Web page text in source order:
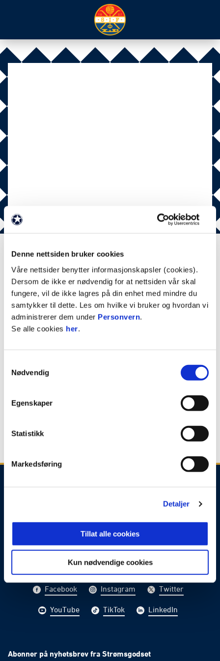
Denne nettsiden bruker cookies
Våre nettsider benytter informasjonskapsler (cookies).
Dersom de ikke er nødvendig for at nettsiden vår skal
fungere, vil de ikke lagres på din enhet med mindre du
samtykker til dette. Les om hvilke vi bruker og hvordan vi
administrerer dem under Personvern.
Se alle cookies her.
Nødvendig
Egenskaper
Statistikk
Markedsføring
Detaljer
Tillat alle cookies
Kun nødvendige cookies
Erik Dag Knudsen
Nasjonalitet Norge
Født 5. mars 1956
Klubbens faste lege siden 1996. En fantastisk
Strømsgodset - og er nærmest blitt en
godset@godset.no Telefon:
Kontakt oss
Facebook Instagram Twitter
YouTube TikTok LinkedIn
Abonner på nyhetsbrev fra Strømsgodset